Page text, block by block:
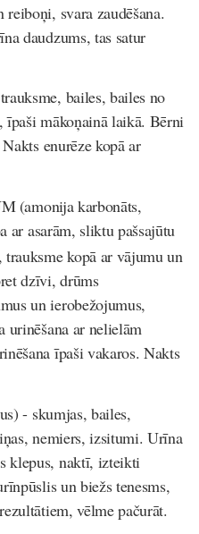
svara zaudēšana.
daudzums, tas satur
bailes, bailes no
mākoņainā laikā. Bērni
enurēze kopā ar
(amonija karbonāts,
ar asarām, sliktu pašsajūtu
kopā ar vājumu un
dzīvi, drūms
un ierobežojumus,
urinēšana ar nelielām
īpaši vakaros. Nakts
- skumjas, bailes,
nemiers, izsitumi. Urīna
klepus, naktī, izteikti
un biežs tenesms,
vēlme pačurāt.